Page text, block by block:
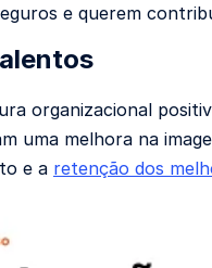
e querem
organizacional
uma melhora na
e a retenção dos